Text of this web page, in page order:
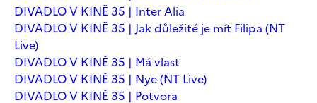
DIVADLO V KINĚ 35 | Inter Alia
DIVADLO V KINĚ 35 | Jak důležité je mít Filipa (NT
Live)
DIVADLO V KINĚ 35 | Má vlast
DIVADLO V KINĚ 35 | Nye (NT Live)
DIVADLO V KINĚ 35 | Potvora